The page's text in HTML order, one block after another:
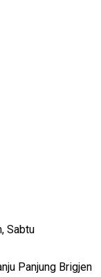
Sabtu
Panjung Brigjen